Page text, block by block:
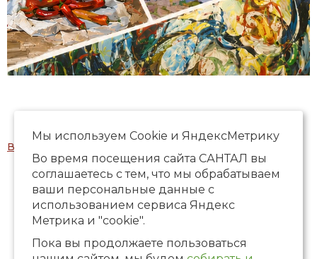
Все мероприятия
Мы используем Сookie и ЯндексМетрику
Во время посещения сайта САНТАЛ вы
соглашаетесь с тем, что мы обрабатываем
ваши персональные данные с
использованием сервиса Яндекс
Метрика и "cookie".
Пока вы продолжаете пользоваться